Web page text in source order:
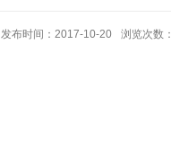
发布时间：2017-10-20 浏览次数：